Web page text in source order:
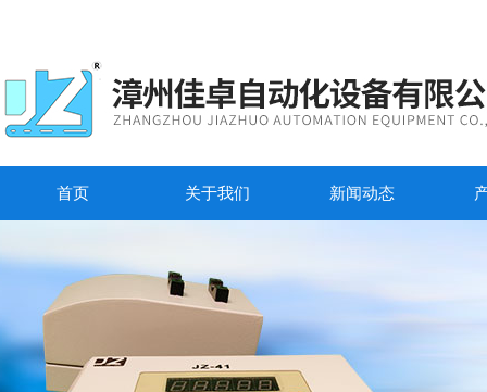
首页 关于我们 新闻动态